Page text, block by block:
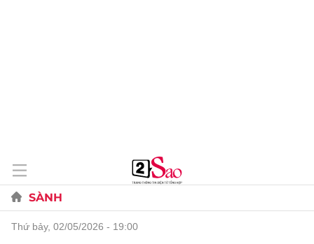
SÀNH
thứ bảy, 02/05/2026 - 19:00